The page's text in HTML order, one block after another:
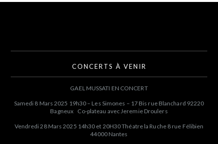
CONCERTS À VENIR
GAEL MUSSATI EN CONCERT
Samedi 8 Mars 2025 19h30 – Les Simones – 17 Bis rue Blanchard 92220
Bagneux Co-plateau avec Jeremie Droulers
Vendredi 28 Mars 2025 14h30 et 20H30 Théatre la Ruche 8 rue Félibien
44000 Nantes